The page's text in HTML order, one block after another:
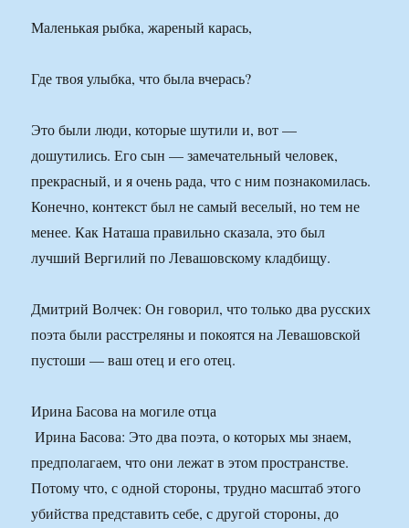
Маленькая рыбка, жареный карась,
Где твоя улыбка, что была вчерась?
Это были люди, которые шутили и, вот —
дошутились. Его сын — замечательный человек,
прекрасный, и я очень рада, что с ним познакомилась.
Конечно, контекст был не самый веселый, но тем не
менее. Как Наташа правильно сказала, это был
лучший Вергилий по Левашовскому кладбищу.
Дмитрий Волчек: Он говорил, что только два русских
поэта были расстреляны и покоятся на Левашовской
пустоши — ваш отец и его отец.
Ирина Басова на могиле отца
​​ Ирина Басова: Это два поэта, о которых мы знаем,
предполагаем, что они лежат в этом пространстве.
Потому что, с одной стороны, трудно масштаб этого
убийства представить себе, с другой стороны, до